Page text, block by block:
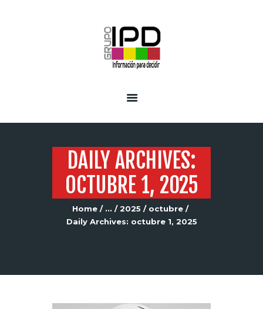
DAILY ARCHIVES:
OCTUBRE 1, 2025
Home ... 2025
octubre
Daily Archives: octubre 1, 2025